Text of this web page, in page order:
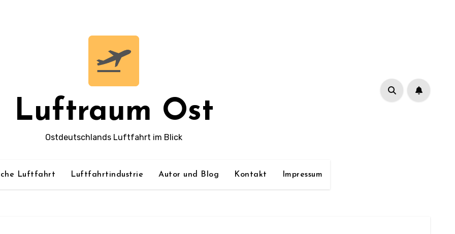
Luftraum Ost
Ostdeutschlands Luftfahrt im Blick
Luftfahrt Luftfahrtindustrie Autor und Blog Kontakt Impressum